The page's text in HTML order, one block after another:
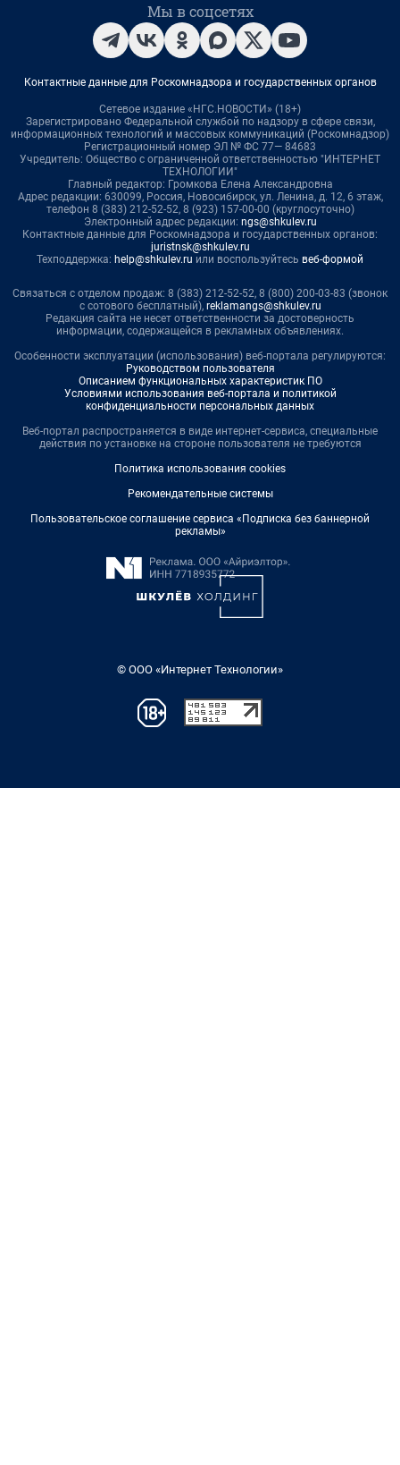
Мы в соцсетях
Контактные данные для Роскомнадзора и государственных органов
Сетевое издание «НГС.НОВОСТИ» (18+)
Зарегистрировано Федеральной службой по надзору в сфере связи,
информационных технологий и массовых коммуникаций (Роскомнадзор)
Регистрационный номер ЭЛ № ФС 77— 84683
Учредитель: Общество с ограниченной ответственностью "ИНТЕРНЕТ
ТЕХНОЛОГИИ"
Главный редактор: Громкова Елена Александровна
Адрес редакции: 630099, Россия, Новосибирск, ул. Ленина, д. 12, 6 этаж,
телефон 8 (383) 212-52-52, 8 (923) 157-00-00 (круглосуточно)
Электронный адрес редакции: ngs@shkulev.ru
Контактные данные для Роскомнадзора и государственных органов:
juristnsk@shkulev.ru
Техподдержка: help@shkulev.ru или воспользуйтесь веб-формой
Связаться с отделом продаж: 8 (383) 212-52-52, 8 (800) 200-03-83 (звонок
с сотового бесплатный), reklamangs@shkulev.ru
Редакция сайта не несет ответственности за достоверность
информации, содержащейся в рекламных объявлениях.
Особенности эксплуатации (использования) веб-портала регулируются:
Руководством пользователя
Описанием функциональных характеристик ПО
Условиями использования веб-портала и политикой
конфиденциальности персональных данных
Веб-портал распространяется в виде интернет-сервиса, специальные
действия по установке на стороне пользователя не требуются
Политика использования cookies
Рекомендательные системы
Пользовательское соглашение сервиса «Подписка без баннерной
рекламы»
© ООО «Интернет Технологии»